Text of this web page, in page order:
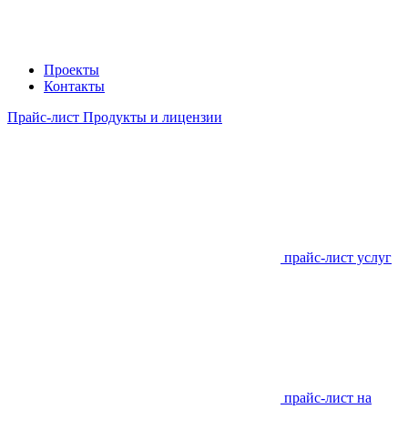
Проекты
Контакты
Прайс-лист Продукты и лицензии
прайс-лист услуг
прайс-лист на